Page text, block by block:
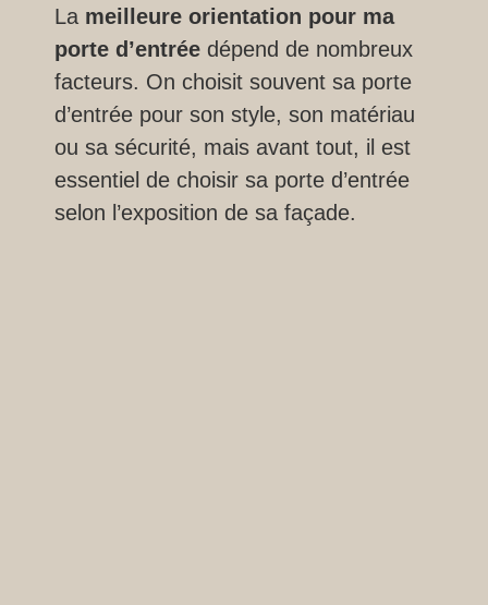
La meilleure orientation pour ma
porte d’entrée dépend de nombreux
facteurs. On choisit souvent sa porte
d’entrée pour son style, son matériau
ou sa sécurité, mais avant tout, il est
essentiel de choisir sa porte d’entrée
selon l’exposition de sa façade.